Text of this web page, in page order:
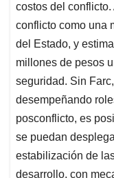
costos del
conflicto como una
del Estado, y
millones de pesos
seguridad. Sin
desempeñando
posconflicto, es
se puedan
estabilización de
desarrollo, con